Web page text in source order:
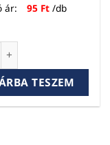
mennyiség
ár:
95 Ft /db
CD 60-hoz
TESZEM